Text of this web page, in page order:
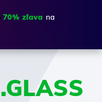
70% zľava na
.GLASS